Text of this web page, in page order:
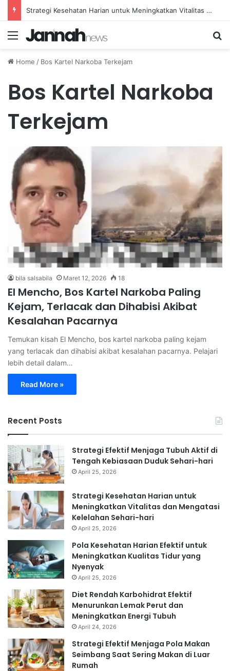
Strategi Kesehatan Harian untuk Meningkatkan Vitalitas dan Mengatasi Kelelahan Sehari-hari
Menu
Home / Bos Kartel Narkoba Terkejam
Bos Kartel Narkoba
Terkejam
bila salsabila Maret 12, 2026 18
El Mencho, Bos Kartel Narkoba Paling
Kejam, Terlacak dan Dihabisi Akibat
Kesalahan Pacarnya
Temukan kisah El Mencho, bos kartel narkoba paling kejam
yang terlacak dan dihabisi akibat kesalahan pacarnya. Pelajari
lebih detail dalam…
Read More »
Recent Posts
Strategi Efektif Menjaga Tubuh Aktif di
Tengah Kebiasaan Duduk Sehari-hari
April 25, 2026
Strategi Kesehatan Harian untuk
Meningkatkan Vitalitas dan Mengatasi
Kelelahan Sehari-hari
April 25, 2026
Pola Kesehatan Harian Efektif untuk
Meningkatkan Kualitas Tidur yang
Nyenyak
April 25, 2026
Diet Rendah Karbohidrat Efektif
Menurunkan Lemak Perut dan
Meningkatkan Energi Tubuh
April 24, 2026
Strategi Efektif Menjaga Pola Makan
Seimbang Saat Sering Makan di Luar
Rumah